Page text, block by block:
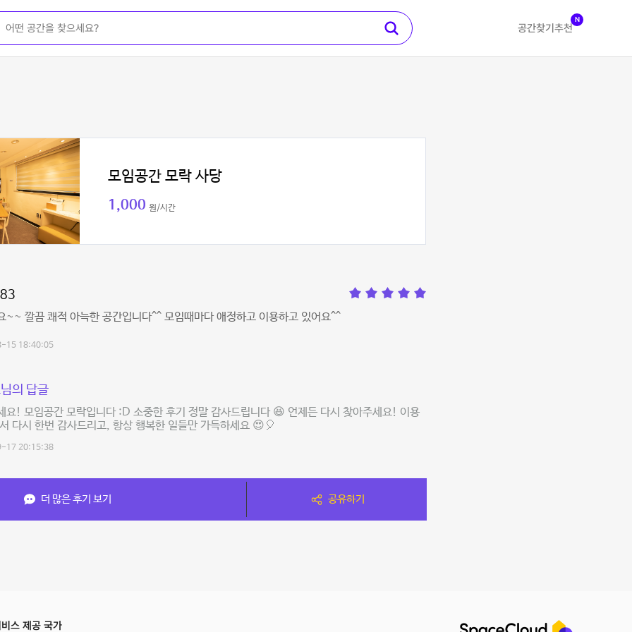
공간찾기 추천
N
모임공간 모락 사당
1,000 원/시간
~~ 깔끔 쾌적 아늑한 공간입니다^^ 모임때마다 애정하고 이용하고 있어요^^
15 18:40:05
의 답글
요! 모임공간 모락입니다 :D 소중한 후기 정말 감사드립니다 😆 언제든 다시 찾아주세요! 이용
다시 한번 감사드리고, 항상 행복한 일들만 가득하세요 😍🎈
17 20:15:38
더 많은 후기 보기 공유하기
스 제공 국가